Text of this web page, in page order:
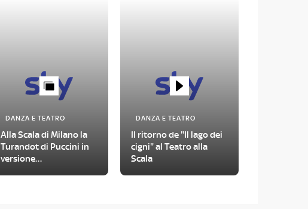
DANZA E TEATRO
Alla Scala di Milano la
Turandot di Puccini in
versione
DANZA E TEATRO
Il ritorno de "Il lago dei
cigni" al Teatro alla
Scala